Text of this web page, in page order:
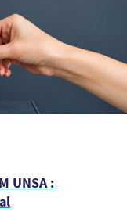
UNSA :